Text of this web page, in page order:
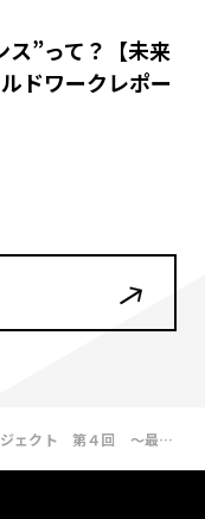
ス”って？【未来
ドワークレポー
未来のコンビニプロジェクト 第４回 ～最終報告会に向け、自分たちが描きたい「未来のコンビニ」を見つめなおす